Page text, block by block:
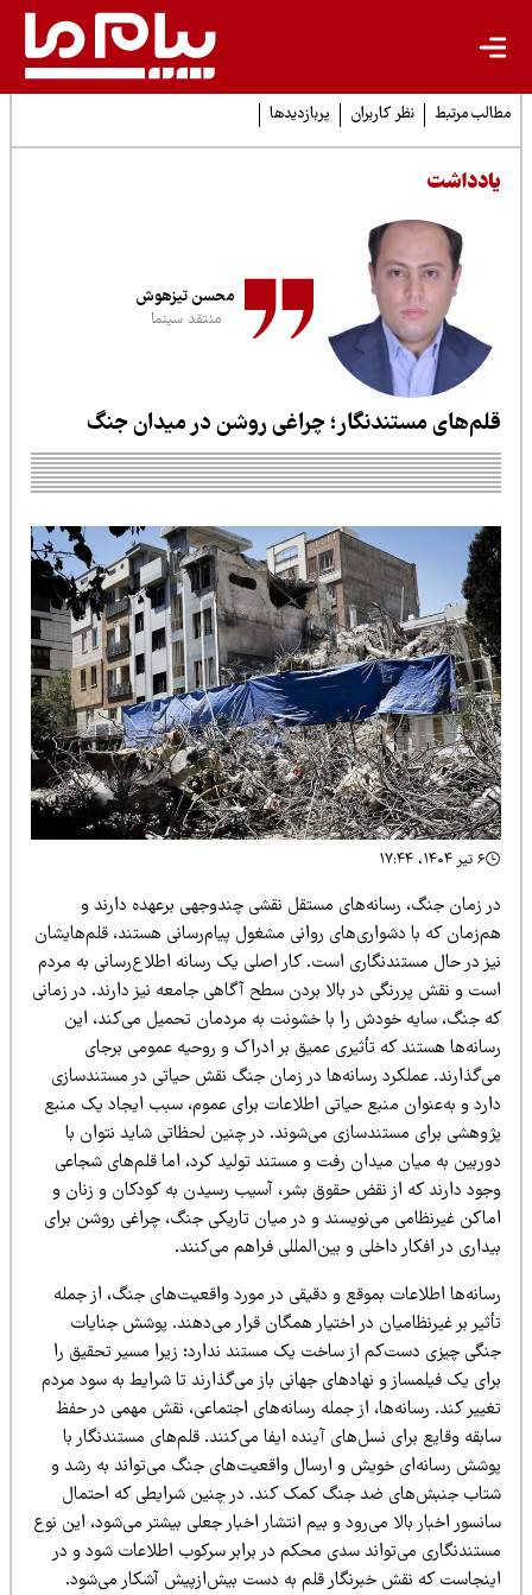
مرتبط نظر کاربران پربازدیدها
محسن تیزهوش
منتقد سینما
مستندنگار؛ چراغی روشن در میدان جنگ
زمان جنگ، رسانه‌های مستقل نقشی چندوجهی برعهده دارند و
که با دشواری‌های روانی مشغول پیام‌رسانی هستند، قلم‌هایشان
در حال مستندنگاری است. کار اصلی یک رسانه اطلاع‌رسانی به مردم
و نقش پررنگی در بالا بردن سطح آگاهی جامعه نیز دارند. در زمانی
جنگ، سایه خودش را با خشونت به مردمان تحمیل می‌کند، این
هستند که تأثیری عمیق بر ادراک و روحیه عمومی برجای
عملکرد رسانه‌ها در زمان جنگ نقش حیاتی در مستندسازی
و به‌عنوان منبع حیاتی اطلاعات برای عموم، سبب ایجاد یک منبع
برای مستندسازی می‌شوند. در چنین لحظاتی شاید نتوان با
به میان میدان رفت و مستند تولید کرد، اما قلم‌های شجاعی
دارند که از نقض حقوق بشر، آسیب رسیدن به کودکان و زنان و
غیرنظامی می‌نویسند و در میان تاریکی جنگ، چراغی روشن برای
در افکار داخلی و بین‌المللی فراهم می‌کنند.
اطلاعات بموقع و دقیقی در مورد واقعیت‌های جنگ، از جمله
بر غیرنظامیان در اختیار همگان قرار می‌دهند. پوشش جنایات
چیزی دست‌کم از ساخت یک مستند ندارد؛ زیرا مسیر تحقیق را
یک فیلمساز و نهادهای جهانی باز می‌گذارند تا شرایط به سود مردم
کند. رسانه‌ها، از جمله رسانه‌های اجتماعی، نقش مهمی در حفظ
وقایع برای نسل‌های آینده ایفا می‌کنند. قلم‌های مستندنگار با
رسانه‌ای خویش و ارسال واقعیت‌های جنگ می‌تواند به رشد و
جنبش‌های ضد جنگ کمک کند. در چنین شرایطی که احتمال
اخبار بالا می‌رود و بیم انتشار اخبار جعلی بیشتر می‌شود، این نوع
می‌تواند سدی محکم در برابر سرکوب اطلاعات شود و در
که نقش خبرنگار قلم به دست بیش‌از‌پیش آشکار می‌شود.